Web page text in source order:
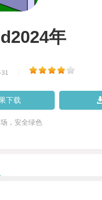
年
下载
，安全绿色